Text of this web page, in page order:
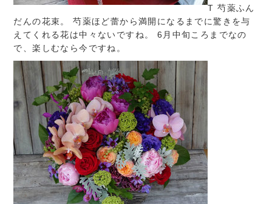
T 芍薬ふん
だんの花束。 芍薬ほど蕾から満開になるまでに驚きを与
えてくれる花は中々ないですね。 6月中旬ころまでなの
で、楽しむなら今ですね。